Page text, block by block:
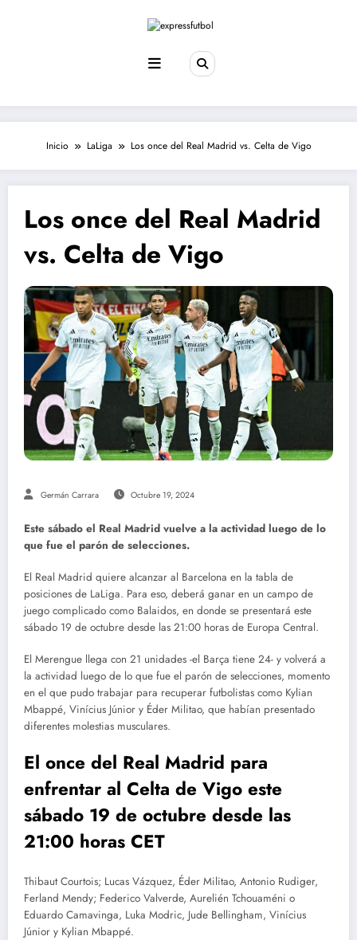
Inicio LaLiga Los once del Real Madrid vs. Celta de Vigo
Los once del Real Madrid
vs. Celta de Vigo
Germán Carrara Octubre 19, 2024
Este sábado el Real Madrid vuelve a la actividad luego de lo
que fue el parón de selecciones.
El Real Madrid quiere alcanzar al Barcelona en la tabla de
posiciones de LaLiga. Para eso, deberá ganar en un campo de
juego complicado como Balaidos, en donde se presentará este
sábado 19 de octubre desde las 21:00 horas de Europa Central.
El Merengue llega con 21 unidades -el Barça tiene 24- y volverá a
la actividad luego de lo que fue el parón de selecciones, momento
en el que pudo trabajar para recuperar futbolistas como Kylian
Mbappé, Vinícius Júnior y Éder Militao, que habían presentado
diferentes molestias musculares.
El once del Real Madrid para
enfrentar al Celta de Vigo este
sábado 19 de octubre desde las
21:00 horas CET
Thibaut Courtois; Lucas Vázquez, Éder Militao, Antonio Rudiger,
Ferland Mendy; Federico Valverde, Aurelién Tchouaméni o
Eduardo Camavinga, Luka Modric, Jude Bellingham, Vinícius
Júnior y Kylian Mbappé.